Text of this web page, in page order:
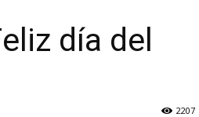
día del
2207